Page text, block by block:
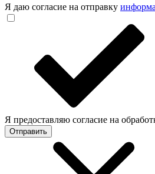
Я даю согласие на отправку
Я предоставляю согласие на
Отправить